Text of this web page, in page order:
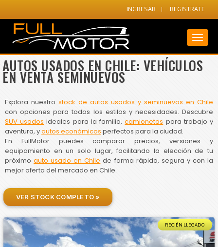
INGRESAR REGISTRATE
AUTOS USADOS EN CHILE: VEHÍCULOS
EN VENTA SEMINUEVOS
Explora nuestro stock de autos usados y seminuevos en Chile
con opciones para todos los estilos y necesidades. Descubre
SUV usados ideales para la familia,camionetas para trabajo y
aventura, yautos económicos perfectos para la ciudad.
En FullMotor puedes comparar precios, versiones y
equipamiento en un solo lugar, facilitando la elección de tu
próximoauto usado en Chile de forma rápida, segura y con la
mejor oferta del mercado en Chile.
VER STOCK COMPLETO »
RECIÉN LLEGADO